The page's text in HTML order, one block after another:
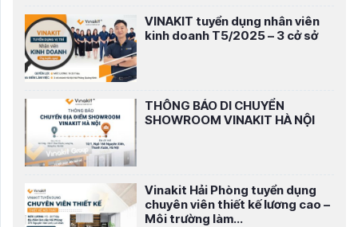
VINAKIT tuyển dụng nhân viên
kinh doanh T5/2025 – 3 cở sở
THÔNG BÁO DI CHUYỂN
SHOWROOM VINAKIT HÀ NỘI
Vinakit Hải Phòng tuyển dụng
chuyên viên thiết kế lương cao –
Môi trường làm...